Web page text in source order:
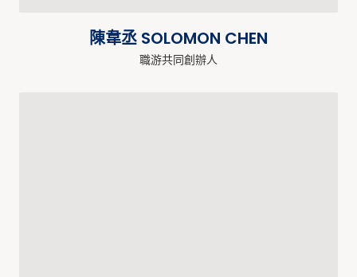
陳韋丞 SOLOMON CHEN
職游共同創辦人